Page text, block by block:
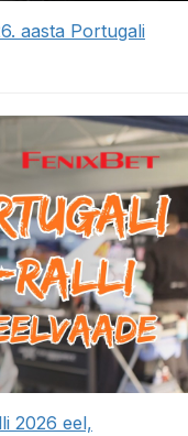
aasta Portugali
2026 eel,